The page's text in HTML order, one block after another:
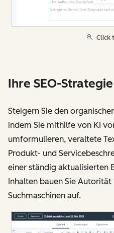
Click
Ihre SEO-
Steigern Sie den
indem Sie mithilfe von KI
umformulieren, veraltete
Produkt- und
einer ständig aktualisierten
Inhalten bauen Sie Autorität
Suchmaschinen auf.